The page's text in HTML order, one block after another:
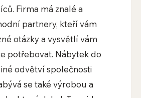
Firma má znalé a
partnery, kteří vám
otázky a vysvětlí vám
potřebovat. Nábytek do
odvětví společnosti
se také výrobou a